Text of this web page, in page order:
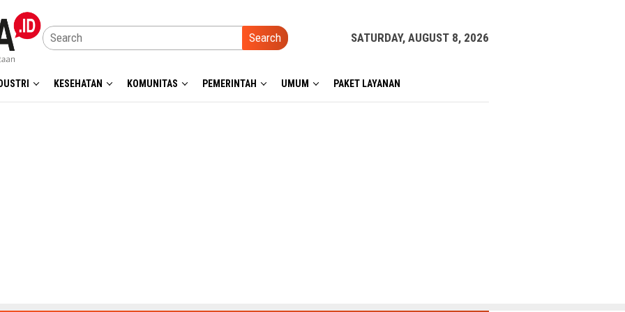
Search SATURDAY, AUGUST 8, 2026
KESEHATAN KOMUNITAS PEMERINTAH UMUM PAKET LAYANAN